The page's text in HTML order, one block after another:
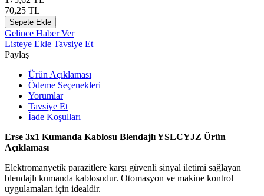
70,25 TL
Sepete Ekle
Gelince Haber Ver
Listeye Ekle Tavsiye Et
Paylaş
Ürün Açıklaması
Ödeme Seçenekleri
Yorumlar
Tavsiye Et
İade Koşulları
Erse 3x1 Kumanda Kablosu Blendajlı YSLCYJZ Ürün
Açıklaması
Elektromanyetik parazitlere karşı güvenli sinyal iletimi sağlayan
blendajlı kumanda kablosudur. Otomasyon ve makine kontrol
uygulamaları için idealdir.